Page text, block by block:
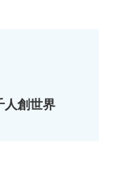
創世界